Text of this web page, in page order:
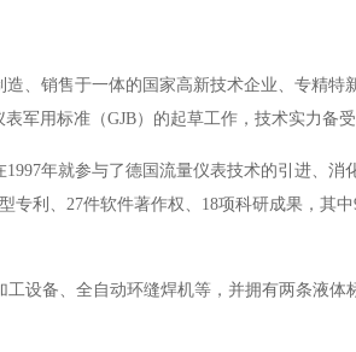
、销售于一体的国家高新技术企业、专精特
军用标准（GJB）的起草工作，技术实力备
年就参与了德国流量仪表技术的引进、消
专利、27件软件著作权、18项科研成果，其
设备、全自动环缝焊机等，并拥有两条液体